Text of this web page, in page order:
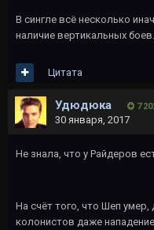
В сингле всё несколько
наличие вертикальных боев.
Цитата
Удюдюка 7
30 января, 2017
Не знала, что у Райдеров
На счёт того, что Шеп
колонистов даже